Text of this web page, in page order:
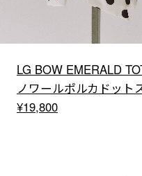
LG BOW EMERALD
ノワールポルカドット
¥19,800